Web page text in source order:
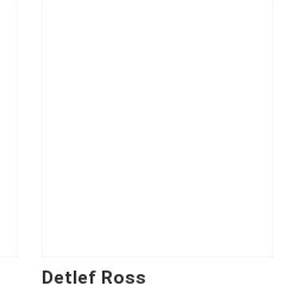
Detlef Ross